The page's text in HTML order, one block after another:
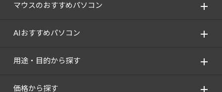
マウスのおすすめパソコン
AIおすすめパソコン
用途・目的から探す
価格から探す